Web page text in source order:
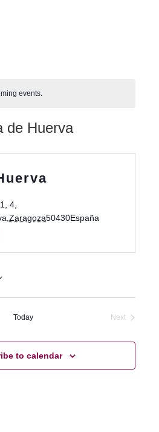
events.
de Huerva
4,
,Zaragoza50430España
Today
Next
to calendar